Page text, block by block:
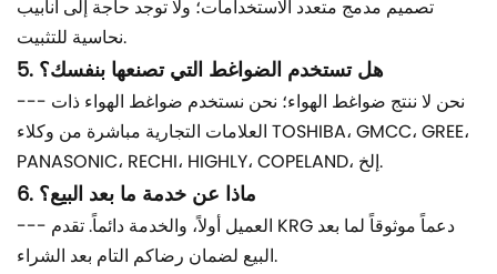
تصميم مدمج متعدد الاستخدامات؛ ولا توجد حاجة إلى أنابيب
نحاسية للتثبيت.
5. هل تستخدم الضواغط التي تصنعها بنفسك؟
--- نحن لا ننتج ضواغط الهواء؛ نحن نستخدم ضواغط الهواء ذات
العلامات التجارية مباشرة من وكلاء TOSHIBA، GMCC، GREE،
PANASONIC، RECHI، HIGHLY، COPELAND، إلخ.
6. ماذا عن خدمة ما بعد البيع؟
--- العميل أولاً، والخدمة دائماً. تقدم KRG دعماً موثوقاً لما بعد
البيع لضمان رضاكم التام بعد الشراء.